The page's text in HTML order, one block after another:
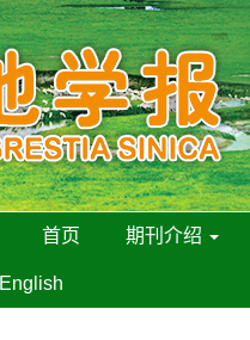
首页 期刊介绍
English